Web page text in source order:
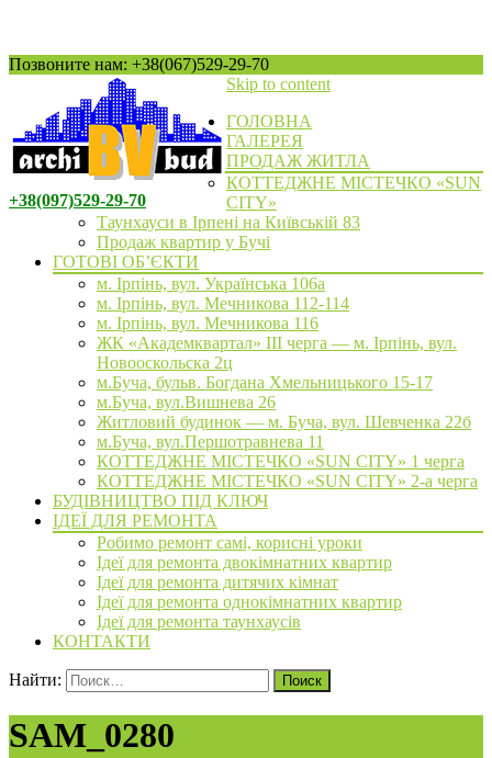
Позвоните нам: +38(067)529-29-70
+38(097)529-29-70
Skip to content
ГОЛОВНА
ГАЛЕРЕЯ
ПРОДАЖ ЖИТЛА
КОТТЕДЖНЕ МІСТЕЧКО «SUN
CITY»
Таунхауси в Ірпені на Київській 83
Продаж квартир у Бучі
ГОТОВІ ОБ’ЄКТИ
м. Ірпінь, вул. Українська 106а
м. Ірпінь, вул. Мечникова 112-114
м. Ірпінь, вул. Мечникова 116
ЖК «Академквартал» III черга — м. Ірпінь, вул.
Новооскольска 2ц
м.Буча, бульв. Богдана Хмельницького 15-17
м.Буча, вул.Вишнева 26
Житловий будинок — м. Буча, вул. Шевченка 22б
м.Буча, вул.Першотравнева 11
КОТТЕДЖНЕ МІСТЕЧКО «SUN CITY» 1 черга
КОТТЕДЖНЕ МІСТЕЧКО «SUN CITY» 2-а черга
БУДІВНИЦТВО ПІД КЛЮЧ
ІДЕЇ ДЛЯ РЕМОНТА
Робимо ремонт самі, корисні уроки
Ідеї для ремонта двокімнатних квартир
Ідеї для ремонта дитячих кімнат
Ідеї для ремонта однокімнатних квартир
Ідеї для ремонта таунхаусів
КОНТАКТИ
Найти:
SAM_0280